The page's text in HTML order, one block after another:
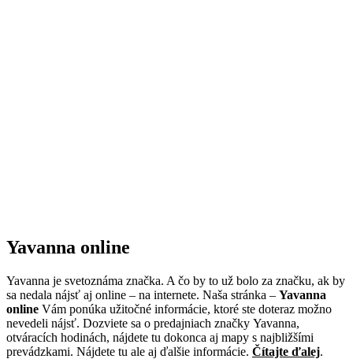
Yavanna online
Yavanna je svetoznáma značka. A čo by to už bolo za značku, ak by
sa nedala nájsť aj online – na internete. Naša stránka – Yavanna
online Vám ponúka užitočné informácie, ktoré ste doteraz možno
nevedeli nájsť. Dozviete sa o predajniach značky Yavanna,
otváracích hodinách, nájdete tu dokonca aj mapy s najbližšími
prevádzkami. Nájdete tu ale aj ďalšie informácie. Čítajte ďalej.